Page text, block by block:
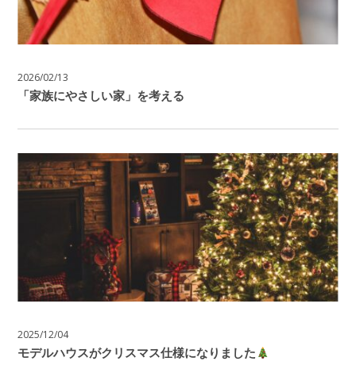
2026/02/13
「家族にやさしい家」を考える
2025/12/04
モデルハウスがクリスマス仕様になりました